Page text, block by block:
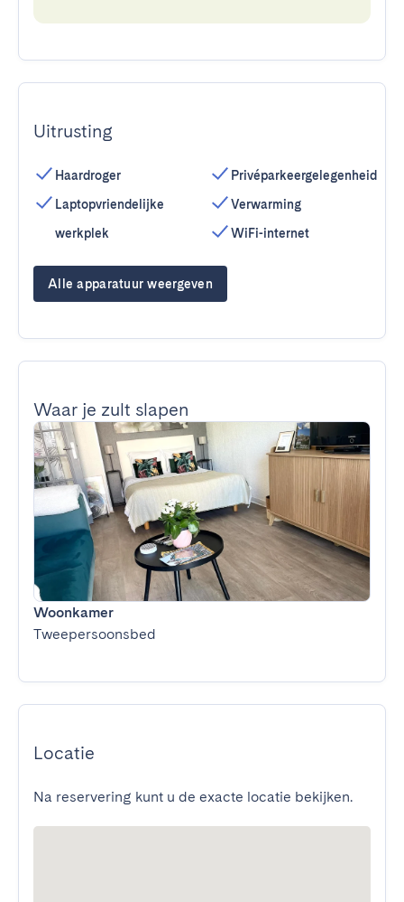
Uitrusting
Haardroger
Laptopvriendelijke
werkplek
Privéparkeergelegenheid
Verwarming
WiFi-internet
Alle apparatuur weergeven
Waar je zult slapen
Woonkamer
Tweepersoonsbed
Locatie
Na reservering kunt u de exacte locatie bekijken.